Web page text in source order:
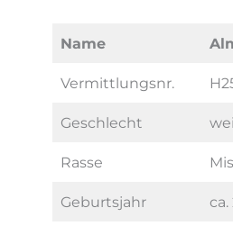
Name
Vermittlungsnr.
Geschlecht
Rasse
Geburtsjahr ca.